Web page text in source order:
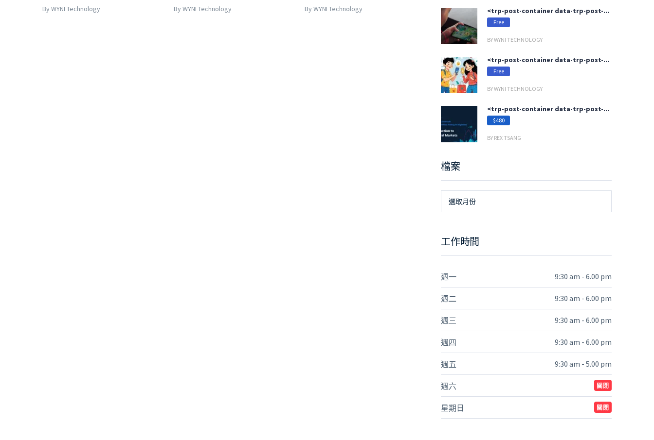
By WYNI Technology
By WYNI Technology
By WYNI Technology
<trp-post-container data-trp-post-...
Free
BY WYNI TECHNOLOGY
<trp-post-container data-trp-post-...
Free
BY WYNI TECHNOLOGY
<trp-post-container data-trp-post-...
$480
BY REX TSANG
檔案
選取月份
工作時間
週一 9:30 am - 6.00 pm
週二 9:30 am - 6.00 pm
週三 9:30 am - 6.00 pm
週四 9:30 am - 6.00 pm
週五 9:30 am - 5.00 pm
週六 關閉
星期日 關閉